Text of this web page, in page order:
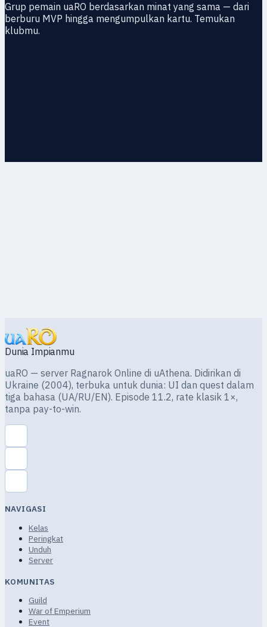
Grup pemain uaRO berdasarkan minat yang sama — dari
berburu MVP hingga mengumpulkan kartu. Temukan
klubmu.
Dunia Impianmu
uaRO — server Ragnarok Online di uAthena. Didirikan di
Ukraine (2004), terbuka untuk dunia: UI dan quest dalam
tiga bahasa (UA/RU/EN). Episode 11.2, rate klasik 1×,
tanpa pay-to-win.
NAVIGASI
Kelas
Peringkat
Unduh
Server
KOMUNITAS
Guild
War of Emperium
Event